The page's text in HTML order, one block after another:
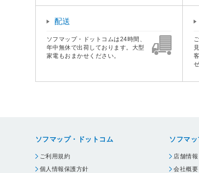
配送
ソフマップ・ドットコムは24時間、
年中無休で出荷しております。大型
家電もおまかせください。
ソフマップ・ドットコム
ご利用規約
個人情報保護方針
ソフマッ
店舗情報
会社概要